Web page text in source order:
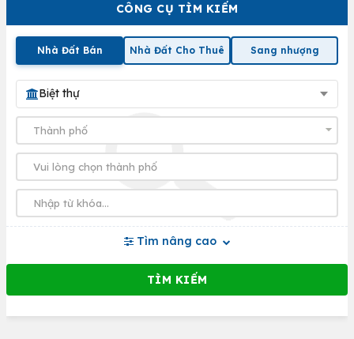
CÔNG CỤ TÌM KIẾM
Nhà Đất Bán Nhà Đất Cho Thuê Sang nhượng
Biệt thự
Tìm nâng cao